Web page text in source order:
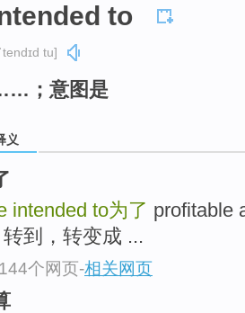
to
tu]
；意图是
义
intended to为了 profitable
到，转变成 ...
个网页-相关网页